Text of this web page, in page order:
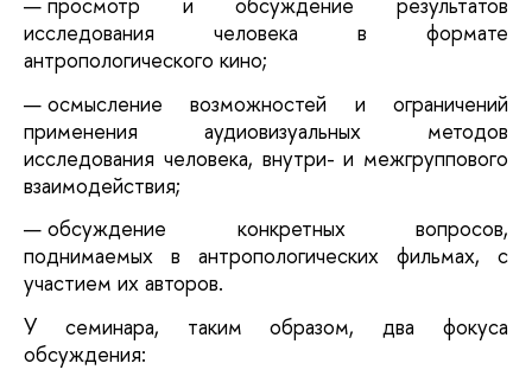
исследования человека в формате
антропологического кино;
осмысление возможностей и ограничений
применения аудиовизуальных методов
исследования человека, внутри- и межгруппового
взаимодействия;
обсуждение конкретных вопросов,
поднимаемых в антропологических фильмах, с
участием их авторов.
У семинара, таким образом, два фокуса
обсуждения: